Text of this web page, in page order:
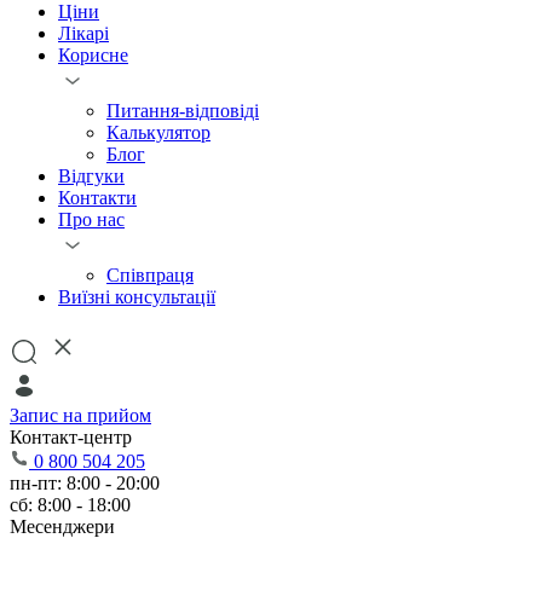
Ціни
Лікарі
Корисне
Питання-відповіді
Калькулятор
Блог
Відгуки
Контакти
Про нас
Співпраця
Виїзні консультації
Запис на прийом
Контакт-центр
0 800 504 205
пн-пт: 8:00 - 20:00
сб: 8:00 - 18:00
Месенджери